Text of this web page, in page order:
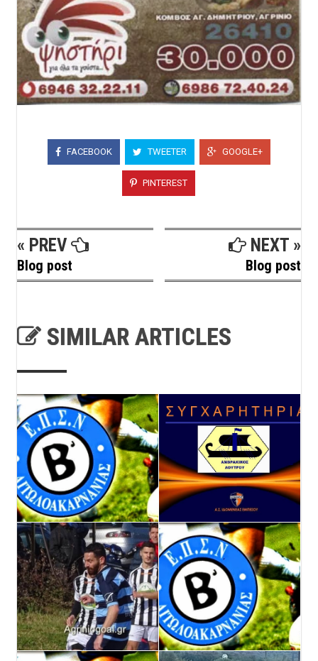
FACEBOOK TWEETER GOOGLE+
PINTEREST
« PREV
Blog post
NEXT »
Blog post
SIMILAR ARTICLES